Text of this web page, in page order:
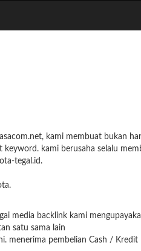
kami membuat bukan
kami berusaha selalu
tegal.id.
media backlink kami
satu sama lain
menerima pembelian Cash / Kredit